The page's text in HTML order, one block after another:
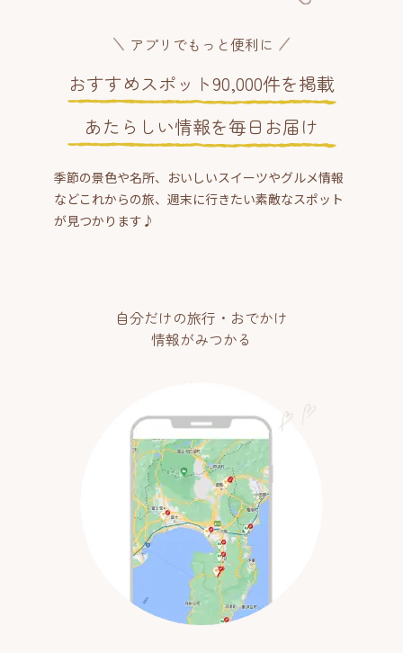
アプリでもっと便利に
おすすめスポット90,000件を掲載
あたらしい情報を毎日お届け
季節の景色や名所、おいしいスイーツやグルメ情報
などこれからの旅、週末に行きたい素敵なスポット
が見つかります♪
自分だけの旅行・おでかけ
情報がみつかる